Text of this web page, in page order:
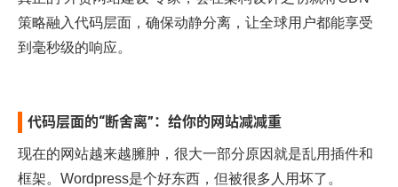
策略融入代码层面，确保动静分离，让全球用户都能享受
到毫秒级的响应。
代码层面的“断舍离”：给你的网站减减重
现在的网站越来越臃肿，很大一部分原因就是乱用插件和
框架。Wordpress是个好东西，但被很多人用坏了。